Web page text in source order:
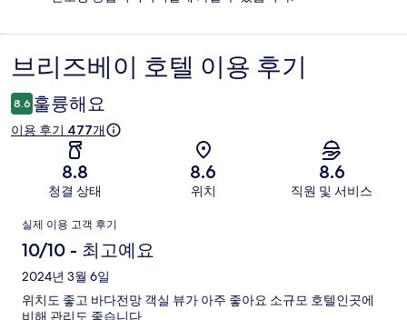
이
용
후
브리즈베이 호텔 이용 후기
8.6 훌륭해요
이용 후기 477개
8.8
청결 상태
8.6
위치
8.6
직원 및 서비스
이
용
후
기
실제 이용 고객 후기
10/10 - 최고예요
2024년 3월 6일
위치도 좋고 바다전망 객실 뷰가 아주 좋아요 소규모 호텔인곳에
비해 관리도 좋습니다